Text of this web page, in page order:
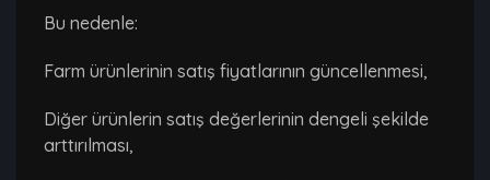
Bu nedenle:
Farm ürünlerinin satış fiyatlarının güncellenmesi,
Diğer ürünlerin satış değerlerinin dengeli şekilde
arttırılması,